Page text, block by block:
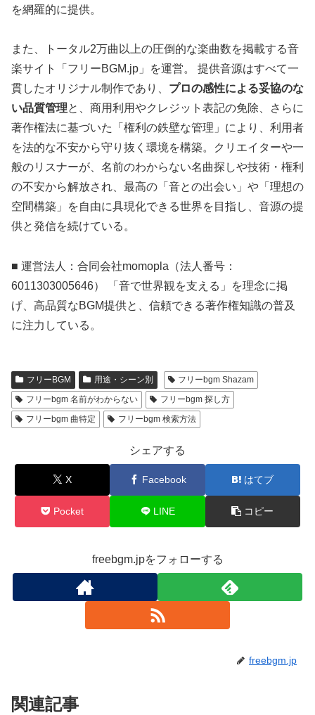
を網羅的に提供。
また、トータル2万曲以上の圧倒的な楽曲数を掲載する音
楽サイト「フリーBGM.jp」を運営。 提供音源はすべて一
貫したオリジナル制作であり、 プロの感性による妥協のな
い品質管理と、商用利用やクレジット表記の免除、さらに
著作権法に基づいた「権利の鉄壁な管理」により、利用者
を法的な不安から守り抜く環境を構築。クリエイターや一
般のリスナーが、名前のわからない名曲探しや技術・権利
の不安から解放され、最高の「音との出会い」や「理想の
空間構築」を自由に具現化できる世界を目指し、音源の提
供と発信を続けている。
■ 運営法人：合同会社momopla（法人番号：
6011303005646） 「音で世界観を支える」を理念に掲
げ、高品質なBGM提供と、信頼できる著作権知識の普及
に注力している。
フリーBGM 用途・シーン別
フリーbgm Shazam
フリーbgm 名前がわからない
フリーbgm 探し方
フリーbgm 曲特定
フリーbgm 検索方法
シェアする
X Facebook はてブ
Pocket LINE コピー
freebgm.jpをフォローする
freebgm.jp
関連記事